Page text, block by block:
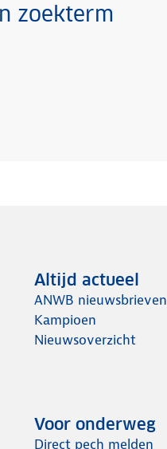
zoekterm
Altijd actueel
ANWB nieuwsbrieven
Kampioen
Nieuwsoverzicht
Voor onderweg
Direct pech melden